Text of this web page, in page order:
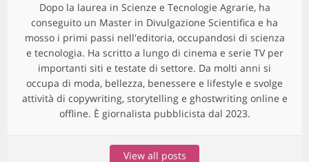
Dopo la laurea in Scienze e Tecnologie Agrarie, ha
conseguito un Master in Divulgazione Scientifica e ha
mosso i primi passi nell'editoria, occupandosi di scienza
e tecnologia. Ha scritto a lungo di cinema e serie TV per
importanti siti e testate di settore. Da molti anni si
occupa di moda, bellezza, benessere e lifestyle e svolge
attività di copywriting, storytelling e ghostwriting online e
offline. È giornalista pubblicista dal 2023.
View all posts